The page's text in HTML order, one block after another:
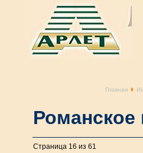
Главная
Романское
Страница 16 из 61